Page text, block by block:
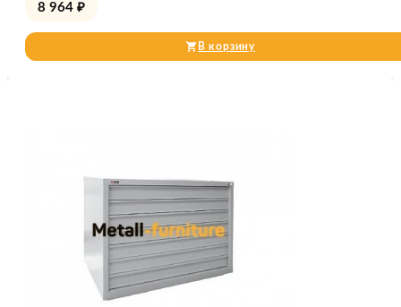
8 964 ₽
В корзину